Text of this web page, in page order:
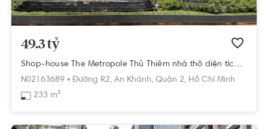
49.3 tỷ
Shop-house The Metropole Thủ Thiêm nhà thô diện tích 233m²
N02163689 • Đường R2, An Khánh, Quận 2, Hồ Chí Minh
233 m²